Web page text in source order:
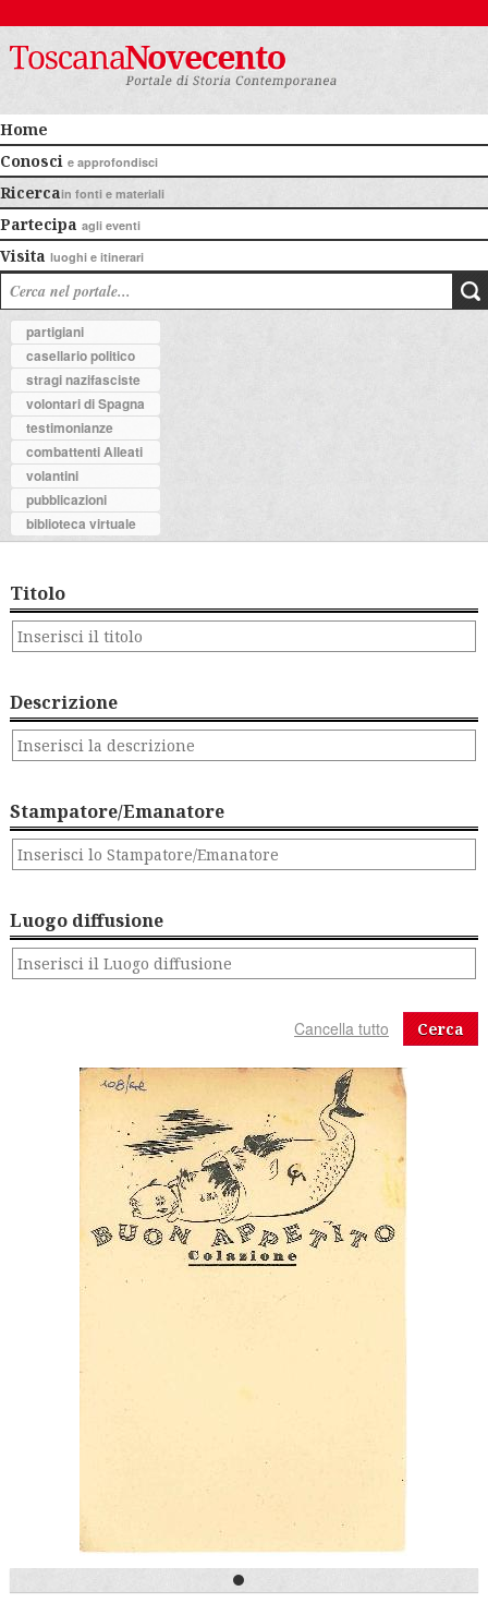
Home
Conosci e approfondisci
Ricercain fonti e materiali
Partecipa agli eventi
Visita luoghi e itinerari
partigiani
casellario politico
stragi nazifasciste
volontari di Spagna
testimonianze
combattenti Alleati
volantini
pubblicazioni
biblioteca virtuale
Titolo
Descrizione
Stampatore/Emanatore
Luogo diffusione
Cerca